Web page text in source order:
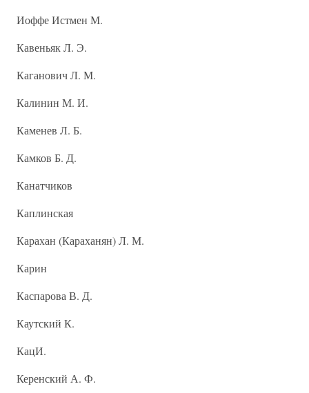
Иоффе Истмен М.
Кавеньяк Л. Э.
Каганович Л. М.
Калинин М. И.
Каменев Л. Б.
Камков Б. Д.
Канатчиков
Каплинская
Карахан (Караханян) Л. М.
Карин
Каспарова В. Д.
Каутский К.
КацИ.
Керенский А. Ф.